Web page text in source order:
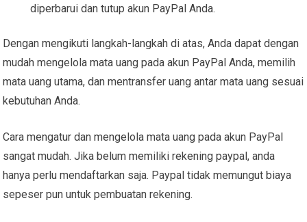
diperbarui dan tutup akun PayPal Anda.
Dengan mengikuti langkah-langkah di atas, Anda dapat dengan
mudah mengelola mata uang pada akun PayPal Anda, memilih
mata uang utama, dan mentransfer uang antar mata uang sesuai
kebutuhan Anda.
Cara mengatur dan mengelola mata uang pada akun PayPal
sangat mudah. Jika belum memiliki rekening paypal, anda
hanya perlu mendaftarkan saja. Paypal tidak memungut biaya
sepeser pun untuk pembuatan rekening.